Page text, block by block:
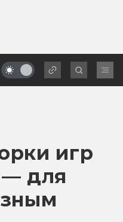
игр
— для